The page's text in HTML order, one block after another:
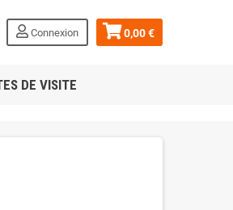
0,00 €
Connexion
DE VISITE